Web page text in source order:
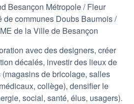
Besançon Métropole / Fleur
de communes Doubs Baumois /
de la Ville de Besançon
avec des designers, créer
décalés, investir des lieux de
de bricolage, salles
collège), densifier le
social, santé, élus, usagers).